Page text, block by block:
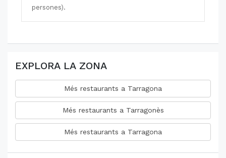
persones).
EXPLORA LA ZONA
Més restaurants a Tarragona
Més restaurants a Tarragonès
Més restaurants a Tarragona